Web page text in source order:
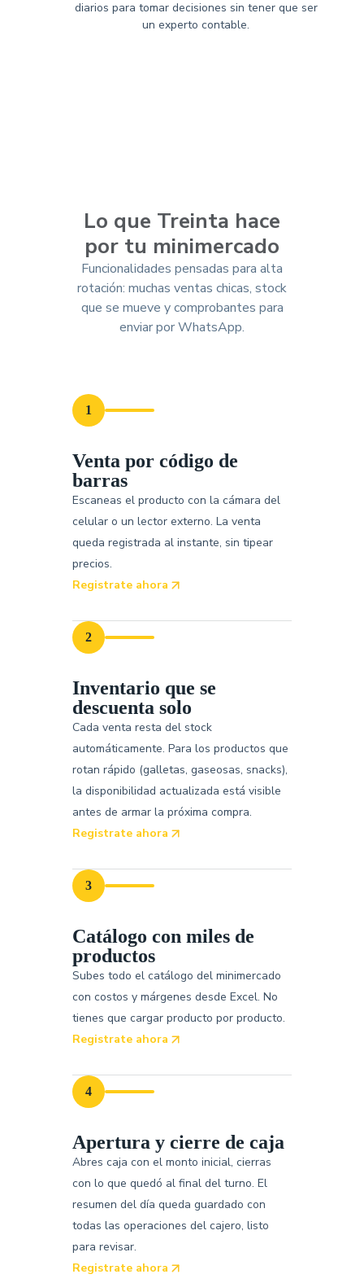
diarios para tomar decisiones sin tener que ser
un experto contable.
Lo que Treinta hace
por tu minimercado
Funcionalidades pensadas para alta
rotación: muchas ventas chicas, stock
que se mueve y comprobantes para
enviar por WhatsApp.
1
Venta por código de
barras
Escaneas el producto con la cámara del
celular o un lector externo. La venta
queda registrada al instante, sin tipear
precios.
Registrate ahora
2
Inventario que se
descuenta solo
Cada venta resta del stock
automáticamente. Para los productos que
rotan rápido (galletas, gaseosas, snacks),
la disponibilidad actualizada está visible
antes de armar la próxima compra.
Registrate ahora
3
Catálogo con miles de
productos
Subes todo el catálogo del minimercado
con costos y márgenes desde Excel. No
tienes que cargar producto por producto.
Registrate ahora
4
Apertura y cierre de caja
Abres caja con el monto inicial, cierras
con lo que quedó al final del turno. El
resumen del día queda guardado con
todas las operaciones del cajero, listo
para revisar.
Registrate ahora